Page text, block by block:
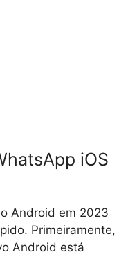
iOS
Android em 2023
Primeiramente,
Android está